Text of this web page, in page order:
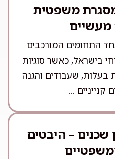
משפטית
מעשיים
התחומים המורכבים
בישראל, כאשר סוגיות
בעלות, שעבודים והגנה
קנייניים ...
– היבטים